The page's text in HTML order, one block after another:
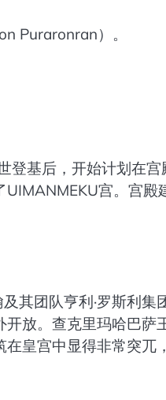
Puraronran）。
登基后，开始计划在
宫。宫殿
其团队亨利·罗斯利集
放。查克里玛哈巴萨
皇宫中显得非常突兀